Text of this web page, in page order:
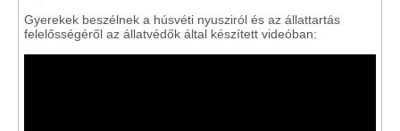
Gyerekek beszélnek a húsvéti nyusziról és az állattartás
felelősségéről az állatvédők által készített videóban: